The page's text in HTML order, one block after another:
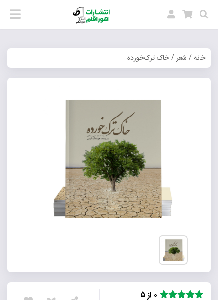
خانه/ شعر / خاک ترک‌خورده